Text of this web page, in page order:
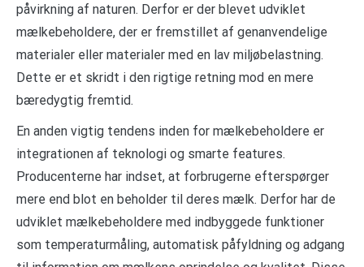
påvirkning af naturen. Derfor er der blevet udviklet
mælkebeholdere, der er fremstillet af genanvendelige
materialer eller materialer med en lav miljøbelastning.
Dette er et skridt i den rigtige retning mod en mere
bæredygtig fremtid.
En anden vigtig tendens inden for mælkebeholdere er
integrationen af teknologi og smarte features.
Producenterne har indset, at forbrugerne efterspørger
mere end blot en beholder til deres mælk. Derfor har de
udviklet mælkebeholdere med indbyggede funktioner
som temperaturmåling, automatisk påfyldning og adgang